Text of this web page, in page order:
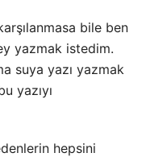
bile ben
yazmak istedim.
suya yazı yazmak
yazıyı
hepsini